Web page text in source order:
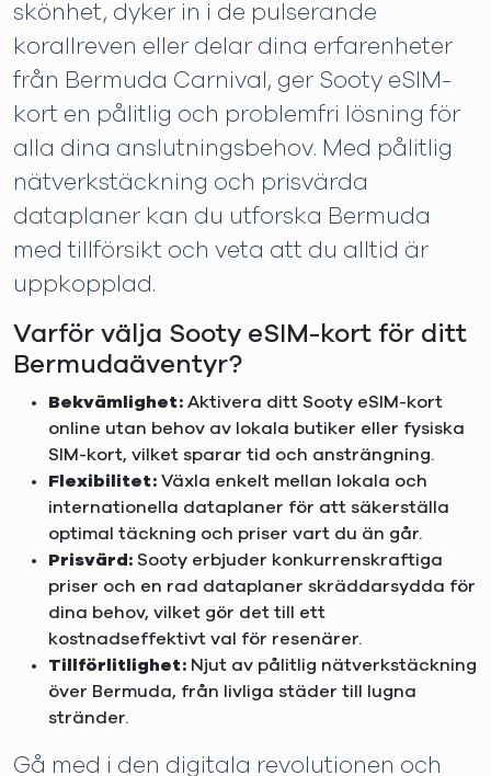
skönhet, dyker in i de pulserande
korallreven eller delar dina erfarenheter
från Bermuda Carnival, ger Sooty eSIM-
kort en pålitlig och problemfri lösning för
alla dina anslutningsbehov. Med pålitlig
nätverkstäckning och prisvärda
dataplaner kan du utforska Bermuda
med tillförsikt och veta att du alltid är
uppkopplad.
Varför välja Sooty eSIM-kort för ditt
Bermudaäventyr?
Bekvämlighet: Aktivera ditt Sooty eSIM-kort
online utan behov av lokala butiker eller fysiska
SIM-kort, vilket sparar tid och ansträngning.
Flexibilitet: Växla enkelt mellan lokala och
internationella dataplaner för att säkerställa
optimal täckning och priser vart du än går.
Prisvärd: Sooty erbjuder konkurrenskraftiga
priser och en rad dataplaner skräddarsydda för
dina behov, vilket gör det till ett
kostnadseffektivt val för resenärer.
Tillförlitlighet: Njut av pålitlig nätverkstäckning
över Bermuda, från livliga städer till lugna
stränder.
Gå med i den digitala revolutionen och